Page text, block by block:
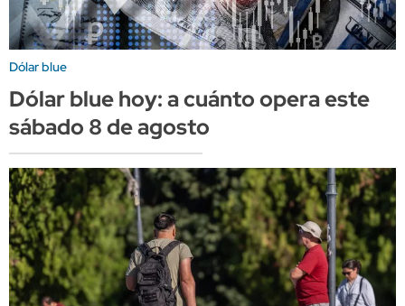
Dólar blue
Dólar blue hoy: a cuánto opera este
sábado 8 de agosto